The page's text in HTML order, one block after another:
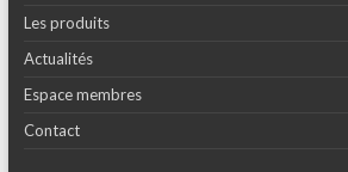
Les produits
Actualités
Espace membres
Contact